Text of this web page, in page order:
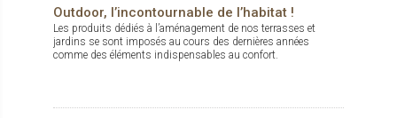
Outdoor, l’incontournable de l’habitat !
Les produits dédiés à l’aménagement de nos terrasses et
jardins se sont imposés au cours des dernières années
comme des éléments indispensables au confort.